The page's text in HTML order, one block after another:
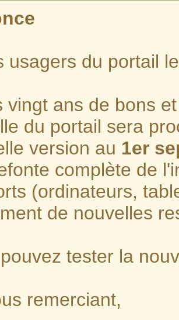
usagers du portail
vingt ans de bons
du portail sera
version au 1er
complète de
(ordinateurs,
de nouvelles
tester la
remerciant,